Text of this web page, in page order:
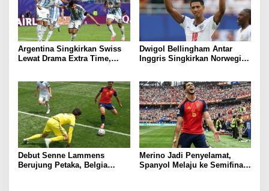
Argentina Singkirkan Swiss
Lewat Drama Extra Time,
Dwigol Bellingham Antar
Inggris Singkirkan Norwegia,
Debut Senne Lammens
Berujung Petaka, Belgia
Merino Jadi Penyelamat,
Spanyol Melaju ke Semifinal